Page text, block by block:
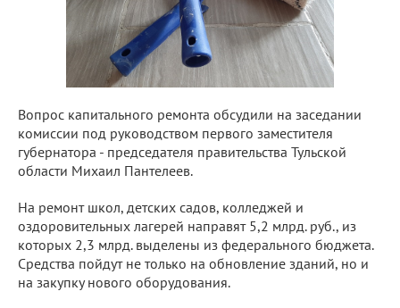
Вопрос капитального ремонта обсудили на заседании
комиссии под руководством первого заместителя
губернатора - председателя правительства Тульской
области Михаил Пантелеев.
На ремонт школ, детских садов, колледжей и
оздоровительных лагерей направят 5,2 млрд. руб., из
которых 2,3 млрд. выделены из федерального бюджета.
Средства пойдут не только на обновление зданий, но и
на закупку нового оборудования.